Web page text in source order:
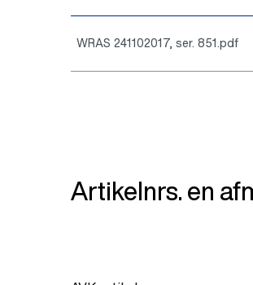
WRAS 241102017, ser. 851.pdf
Artikelnrs. en